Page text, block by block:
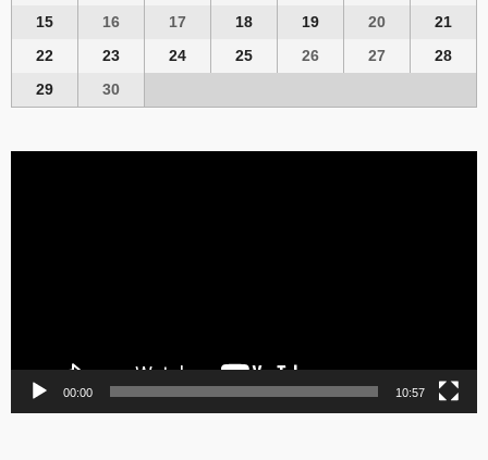
15 16 17 18 19 20
21
22
23 24 25 26 27
28
29
30
00:00 10:57